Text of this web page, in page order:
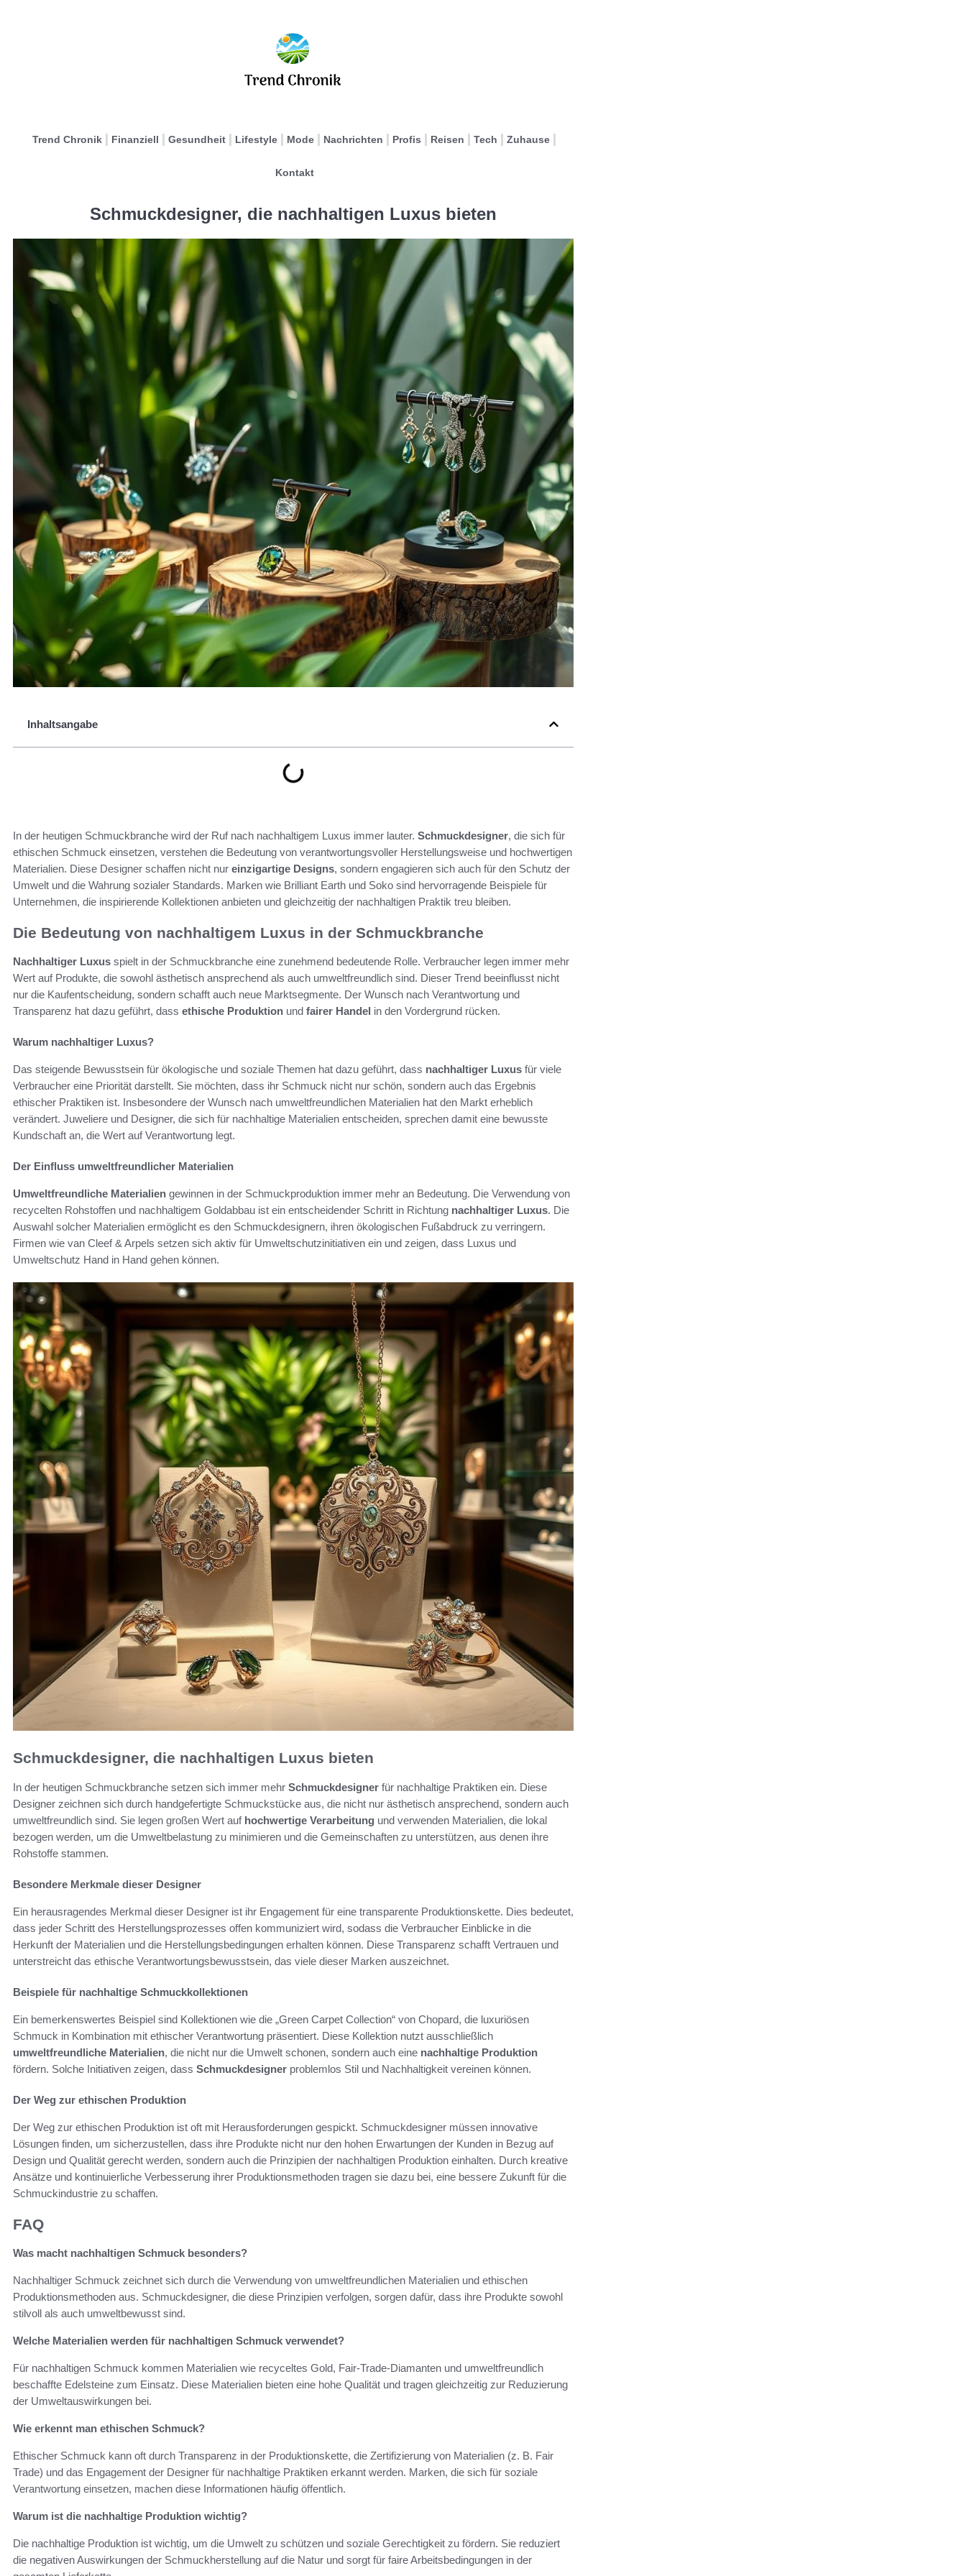
Trend Chronik Finanziell Gesundheit Lifestyle Mode Nachrichten Profis Reisen Tech Zuhause
Kontakt
Schmuckdesigner, die nachhaltigen Luxus bieten
Inhaltsangabe
In der heutigen Schmuckbranche wird der Ruf nach nachhaltigem Luxus immer lauter. Schmuckdesigner, die sich für
ethischen Schmuck einsetzen, verstehen die Bedeutung von verantwortungsvoller Herstellungsweise und hochwertigen
Materialien. Diese Designer schaffen nicht nur einzigartige Designs, sondern engagieren sich auch für den Schutz der
Umwelt und die Wahrung sozialer Standards. Marken wie Brilliant Earth und Soko sind hervorragende Beispiele für
Unternehmen, die inspirierende Kollektionen anbieten und gleichzeitig der nachhaltigen Praktik treu bleiben.
Die Bedeutung von nachhaltigem Luxus in der Schmuckbranche
Nachhaltiger Luxus spielt in der Schmuckbranche eine zunehmend bedeutende Rolle. Verbraucher legen immer mehr
Wert auf Produkte, die sowohl ästhetisch ansprechend als auch umweltfreundlich sind. Dieser Trend beeinflusst nicht
nur die Kaufentscheidung, sondern schafft auch neue Marktsegmente. Der Wunsch nach Verantwortung und
Transparenz hat dazu geführt, dass ethische Produktion und fairer Handel in den Vordergrund rücken.
Warum nachhaltiger Luxus?
Das steigende Bewusstsein für ökologische und soziale Themen hat dazu geführt, dass nachhaltiger Luxus für viele
Verbraucher eine Priorität darstellt. Sie möchten, dass ihr Schmuck nicht nur schön, sondern auch das Ergebnis
ethischer Praktiken ist. Insbesondere der Wunsch nach umweltfreundlichen Materialien hat den Markt erheblich
verändert. Juweliere und Designer, die sich für nachhaltige Materialien entscheiden, sprechen damit eine bewusste
Kundschaft an, die Wert auf Verantwortung legt.
Der Einfluss umweltfreundlicher Materialien
Umweltfreundliche Materialien gewinnen in der Schmuckproduktion immer mehr an Bedeutung. Die Verwendung von
recycelten Rohstoffen und nachhaltigem Goldabbau ist ein entscheidender Schritt in Richtung nachhaltiger Luxus. Die
Auswahl solcher Materialien ermöglicht es den Schmuckdesignern, ihren ökologischen Fußabdruck zu verringern.
Firmen wie van Cleef & Arpels setzen sich aktiv für Umweltschutzinitiativen ein und zeigen, dass Luxus und
Umweltschutz Hand in Hand gehen können.
Schmuckdesigner, die nachhaltigen Luxus bieten
In der heutigen Schmuckbranche setzen sich immer mehr Schmuckdesigner für nachhaltige Praktiken ein. Diese
Designer zeichnen sich durch handgefertigte Schmuckstücke aus, die nicht nur ästhetisch ansprechend, sondern auch
umweltfreundlich sind. Sie legen großen Wert auf hochwertige Verarbeitung und verwenden Materialien, die lokal
bezogen werden, um die Umweltbelastung zu minimieren und die Gemeinschaften zu unterstützen, aus denen ihre
Rohstoffe stammen.
Besondere Merkmale dieser Designer
Ein herausragendes Merkmal dieser Designer ist ihr Engagement für eine transparente Produktionskette. Dies bedeutet,
dass jeder Schritt des Herstellungsprozesses offen kommuniziert wird, sodass die Verbraucher Einblicke in die
Herkunft der Materialien und die Herstellungsbedingungen erhalten können. Diese Transparenz schafft Vertrauen und
unterstreicht das ethische Verantwortungsbewusstsein, das viele dieser Marken auszeichnet.
Beispiele für nachhaltige Schmuckkollektionen
Ein bemerkenswertes Beispiel sind Kollektionen wie die „Green Carpet Collection“ von Chopard, die luxuriösen
Schmuck in Kombination mit ethischer Verantwortung präsentiert. Diese Kollektion nutzt ausschließlich
umweltfreundliche Materialien, die nicht nur die Umwelt schonen, sondern auch eine nachhaltige Produktion
fördern. Solche Initiativen zeigen, dass Schmuckdesigner problemlos Stil und Nachhaltigkeit vereinen können.
Der Weg zur ethischen Produktion
Der Weg zur ethischen Produktion ist oft mit Herausforderungen gespickt. Schmuckdesigner müssen innovative
Lösungen finden, um sicherzustellen, dass ihre Produkte nicht nur den hohen Erwartungen der Kunden in Bezug auf
Design und Qualität gerecht werden, sondern auch die Prinzipien der nachhaltigen Produktion einhalten. Durch kreative
Ansätze und kontinuierliche Verbesserung ihrer Produktionsmethoden tragen sie dazu bei, eine bessere Zukunft für die
Schmuckindustrie zu schaffen.
FAQ
Was macht nachhaltigen Schmuck besonders?
Nachhaltiger Schmuck zeichnet sich durch die Verwendung von umweltfreundlichen Materialien und ethischen
Produktionsmethoden aus. Schmuckdesigner, die diese Prinzipien verfolgen, sorgen dafür, dass ihre Produkte sowohl
stilvoll als auch umweltbewusst sind.
Welche Materialien werden für nachhaltigen Schmuck verwendet?
Für nachhaltigen Schmuck kommen Materialien wie recyceltes Gold, Fair-Trade-Diamanten und umweltfreundlich
beschaffte Edelsteine zum Einsatz. Diese Materialien bieten eine hohe Qualität und tragen gleichzeitig zur Reduzierung
der Umweltauswirkungen bei.
Wie erkennt man ethischen Schmuck?
Ethischer Schmuck kann oft durch Transparenz in der Produktionskette, die Zertifizierung von Materialien (z. B. Fair
Trade) und das Engagement der Designer für nachhaltige Praktiken erkannt werden. Marken, die sich für soziale
Verantwortung einsetzen, machen diese Informationen häufig öffentlich.
Warum ist die nachhaltige Produktion wichtig?
Die nachhaltige Produktion ist wichtig, um die Umwelt zu schützen und soziale Gerechtigkeit zu fördern. Sie reduziert
die negativen Auswirkungen der Schmuckherstellung auf die Natur und sorgt für faire Arbeitsbedingungen in der